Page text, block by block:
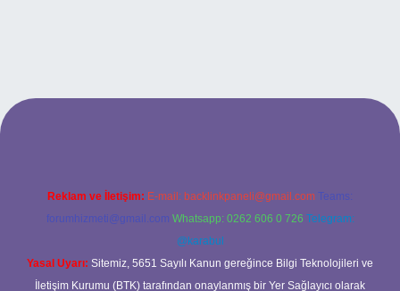
Reklam ve İletişim: E-mail: backlinkpaneli@gmail.com Teams:
forumhizmeti@gmail.com Whatsapp: 0262 606 0 726 Telegram:
@karabul
Yasal Uyarı: Sitemiz, 5651 Sayılı Kanun gereğince Bilgi Teknolojileri ve
İletişim Kurumu (BTK) tarafından onaylanmış bir Yer Sağlayıcı olarak